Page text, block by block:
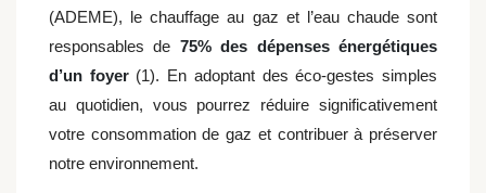
(ADEME), le chauffage au gaz et l’eau chaude sont
responsables de 75% des dépenses énergétiques
d’un foyer(1). En adoptant des éco-gestes simples
au quotidien, vous pourrez réduire significativement
votre consommation de gaz et contribuer à préserver
notre environnement.